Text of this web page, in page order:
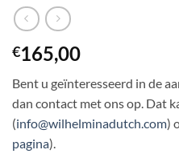
€165,00
Bent u geïnteresseerd in de
dan contact met ons op. Dat
(info@wilhelminadutch.com)
pagina).